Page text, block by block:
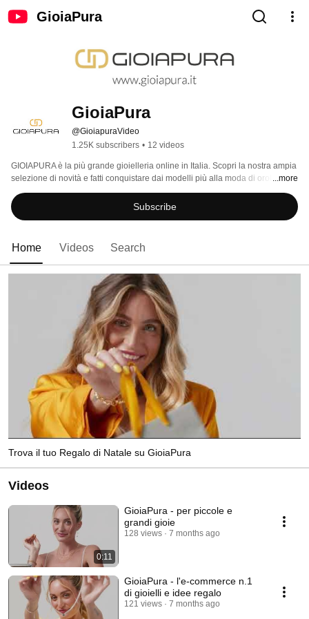
GioiaPura
GioiaPura
@GioiapuraVideo
1.25K subscribers • 12 videos
GIOIAPURA è la più grande gioielleria online in Italia. Scopri la nostra ampia
selezione di novità e fatti conquistare dai modelli più alla moda di orologi e
gioielli delle migliori marche internazionali. Ti aspettiamo su
www.gioiapura.it
...more
Subscribe
Home Videos Search
Trova il tuo Regalo di Natale su GioiaPura
Videos
0:11
GioiaPura - per piccole e
grandi gioie
128 views 7 months ago
GioiaPura - l'e-commerce n.1
di gioielli e idee regalo
121 views 7 months ago